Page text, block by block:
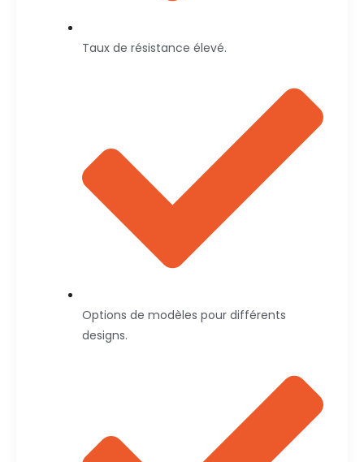
Taux de résistance élevé.
Options de modèles pour différents
designs.